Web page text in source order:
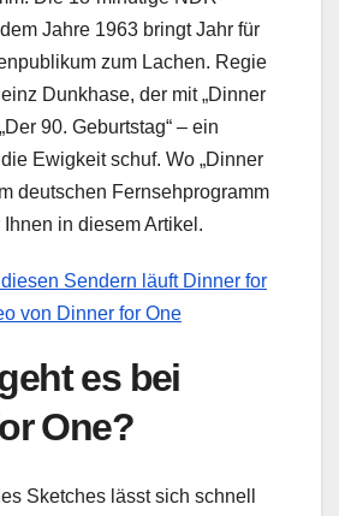
Jahre 1963 bringt Jahr für
zum Lachen. Regie
Dunkhase, der mit „Dinner
90. Geburtstag“ – ein
Ewigkeit schuf. Wo „Dinner
deutschen Fernsehprogramm
Ihnen in diesem Artikel.
Sendern läuft Dinner for
von Dinner for One
es bei
One?
Sketches lässt sich schnell